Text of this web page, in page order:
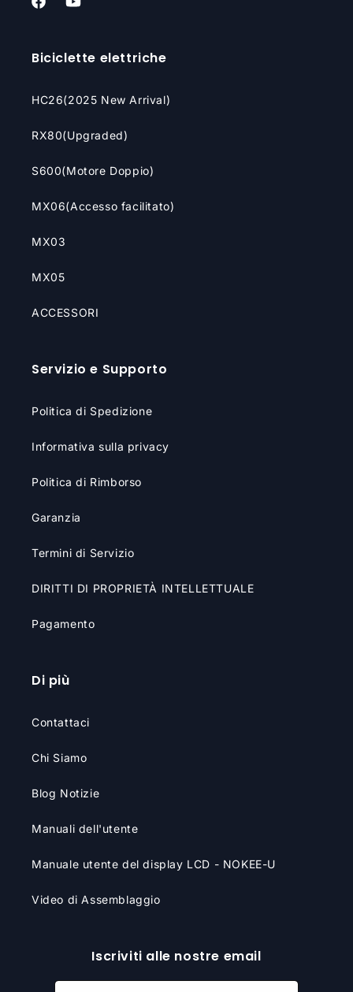
FacebookYouTube
Biciclette elettriche
HC26(2025 New Arrival)
RX80(Upgraded)
S600(Motore Doppio)
MX06(Accesso facilitato)
MX03
MX05
ACCESSORI
Servizio e Supporto
Politica di Spedizione
Informativa sulla privacy
Politica di Rimborso
Garanzia
Termini di Servizio
DIRITTI DI PROPRIETÀ INTELLETTUALE
Pagamento
Di più
Contattaci
Chi Siamo
Blog Notizie
Manuali dell'utente
Manuale utente del display LCD - NOKEE-U
Video di Assemblaggio
Iscriviti alle nostre email